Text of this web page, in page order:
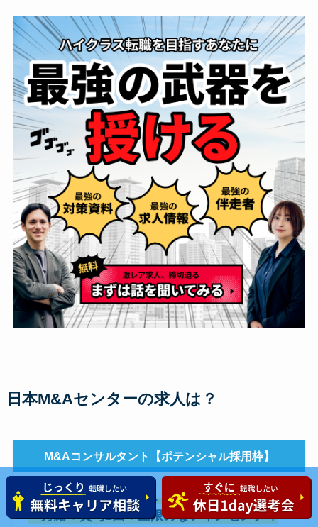
日本M&Aセンターの求人は？
M&Aコンサルタント【ポテンシャル採用枠】
報酬：想定初年度年収：400～1,200万円
＜月給＋賞与2回＋上限のないインセンティ